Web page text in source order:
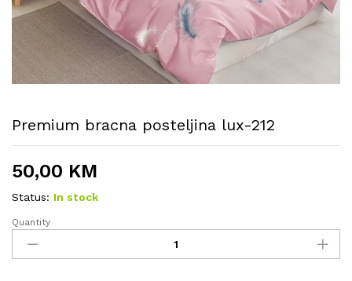
Premium bracna posteljina lux-212
50,00 KM
Status: In stock
Premium
bracna
posteljina
Quantity